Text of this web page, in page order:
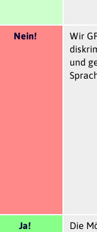
Nein!
Wir
und
Ja!
Die